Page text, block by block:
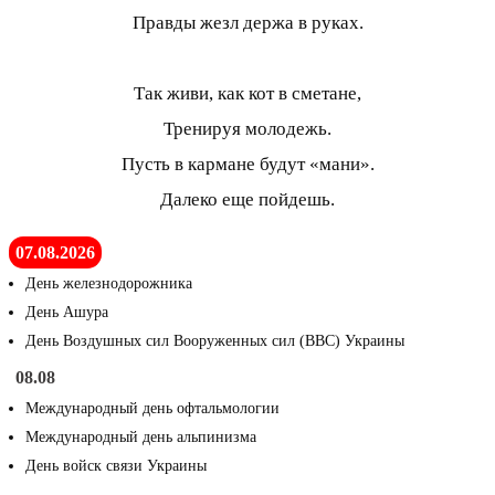
Правды жезл держа в руках.
Так живи, как кот в сметане,
Тренируя молодежь.
Пусть в кармане будут «мани».
Далеко еще пойдешь.
07.08.2026
День железнодорожника
День Ашура
День Воздушных сил Вооруженных сил (ВВС) Украины
08.08
Международный день офтальмологии
Международный день альпинизма
День войск связи Украины